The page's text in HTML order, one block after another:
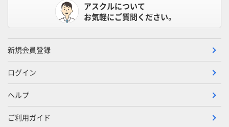
アスクルについて
お気軽にご質問ください。
新規会員登録
ログイン
ヘルプ
ご利用ガイド